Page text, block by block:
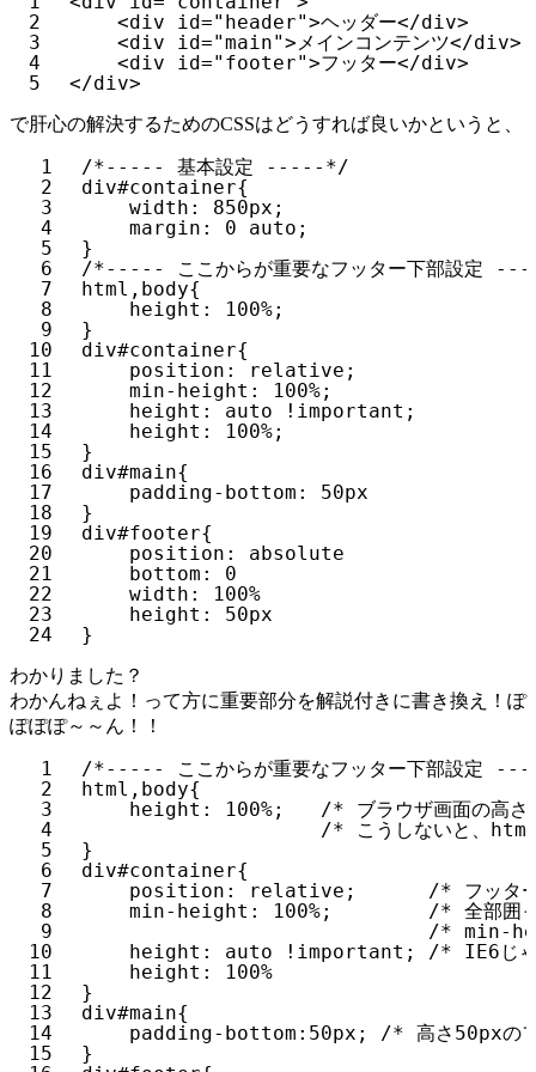
2
3
4
5
<div id="header">ヘッダー</div>
<div id="main">メインコンテンツ</div>
<div id="footer">フッター</div>
</div>
で肝心の解決するためのCSSはどうすれば良いかというと、
1
2
3
4
5
6
7
8
9
10
11
12
13
14
15
16
17
18
19
20
21
22
23
24
/*----- 基本設定 -----*/
div#container{
width: 850px;
margin: 0 auto;
}
/*----- ここからが重要なフッター下部設定
html,body{
height: 100%;
}
div#container{
position: relative;
min-height: 100%;
height: auto !important;
height: 100%;
}
div#main{
padding-bottom: 50px
}
div#footer{
position: absolute
bottom: 0
width: 100%
height: 50px
}
わかりました？
わかんねぇよ！って方に重要部分を解説付きに書き換え！ぽ
ぽぽぽ～～ん！！
1
2
3
4
5
6
7
8
9
10
11
12
13
14
15
/*----- ここからが重要なフッター下部設定
html,body{
height: 100%;   /* ブラウザ画面の高さ
/* こうしないと、html
}
div#container{
position: relative;      /* フッターを位
min-height: 100%;        /* 全部囲っ
/* min-
height: auto !important; /* IE6じゃmin-
height: 100%
}
div#main{
padding-bottom:50px; /* 高さ50pxのフ
}